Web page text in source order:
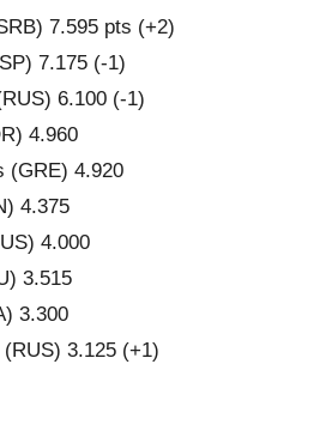
7.595 pts (+2)
7.175 (-1)
6.100 (-1)
4.960
(GRE) 4.920
4.375
4.000
3.515
3.300
3.125 (+1)